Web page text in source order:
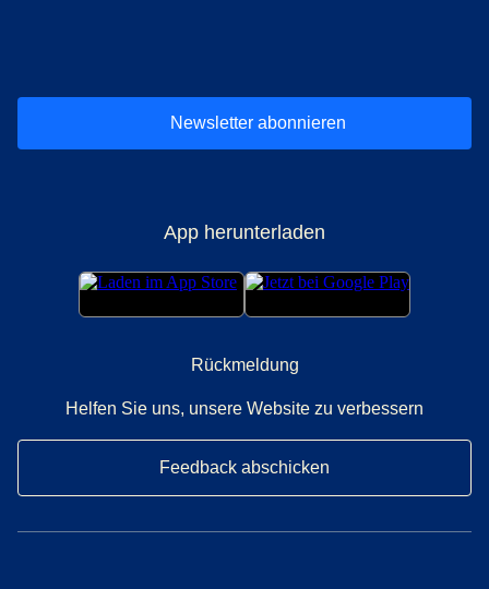
Newsletter abonnieren
App herunterladen
Rückmeldung
Helfen Sie uns, unsere Website zu verbessern
Feedback abschicken